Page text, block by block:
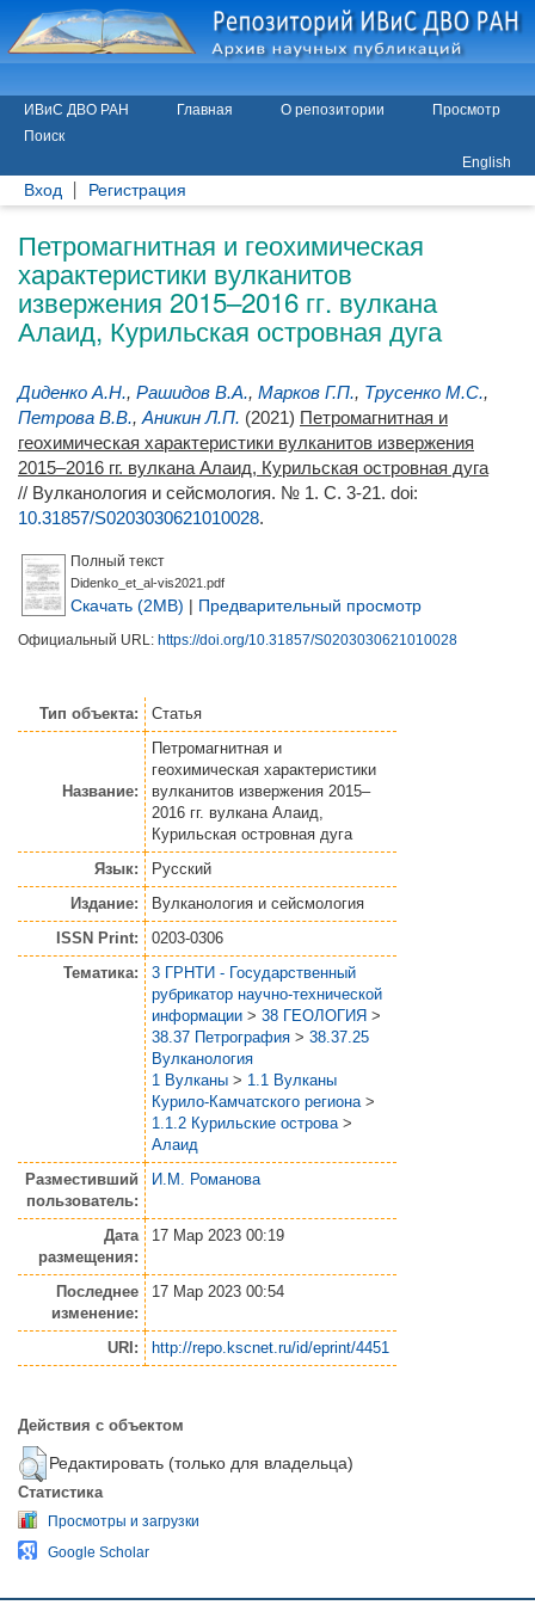
ИВиС ДВО РАН Главная О репозитории
Просмотр
Поиск
English
Вход Регистрация
Петромагнитная и геохимическая
характеристики вулканитов
извержения 2015–2016 гг. вулкана
Алаид, Курильская островная дуга
Диденко А.Н., Рашидов В.А., Марков Г.П., Трусенко М.С.,
Петрова В.В., Аникин Л.П. (2021) Петромагнитная и
геохимическая характеристики вулканитов извержения
2015–2016 гг. вулкана Алаид, Курильская островная дуга
// Вулканология и сейсмология. № 1. С. 3-21. doi:
10.31857/S0203030621010028.
Полный текст
Didenko_et_al-vis2021.pdf
Скачать (2MB) | Предварительный просмотр
Официальный URL: https://doi.org/10.31857/S0203030621010028
Тип объекта: Статья
Название:
Петромагнитная и
геохимическая характеристики
вулканитов извержения 2015–
2016 гг. вулкана Алаид,
Курильская островная дуга
Язык:
Русский
Издание:
Вулканология и сейсмология
ISSN Print:
0203-0306
Тематика:
3 ГРНТИ - Государственный
рубрикатор научно-технической
информации > 38 ГЕОЛОГИЯ >
38.37 Петрография > 38.37.25
Вулканология
1 Вулканы > 1.1 Вулканы
Курило-Камчатского региона >
1.1.2 Курильские острова >
Алаид
Разместивший
пользователь:
И.М. Романова
Дата
размещения:
17 Мар 2023 00:19
Последнее
изменение:
17 Мар 2023 00:54
URI: http://repo.kscnet.ru/id/eprint/4451
Действия с объектом
Редактировать (только для владельца)
Статистика
Просмотры и загрузки
Google Scholar